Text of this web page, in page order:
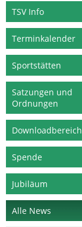
TSV Info
Terminkalender
Sportstätten
Satzungen und
Ordnungen
Downloadbereich
Spende
Jubiläum
Alle News